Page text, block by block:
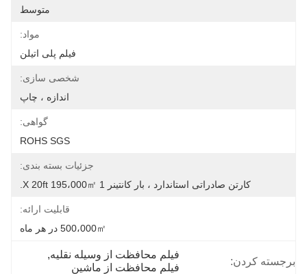
متوسط
مواد:
فیلم پلی اتیلن
شخصی سازی:
اندازه ، چاپ
گواهی:
ROHS SGS
جزئیات بسته بندی:
کارتن صادراتی استاندارد ، بار کانتینر 1 X 20ft 195،000㎡.
قابلیت ارائه:
500،000㎡ در هر ماه
برجسته کردن:
فیلم محافظت از وسیله نقلیه,
فیلم محافظت از ماشین